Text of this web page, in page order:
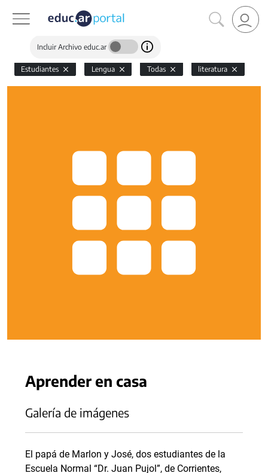
Incluir Archivo educ.ar
Estudiantes Lengua Todas literatura
Aprender en casa
Galería de imágenes
El papá de Marlon y José, dos estudiantes de la
Escuela Normal “Dr. Juan Pujol”, de Corrientes,